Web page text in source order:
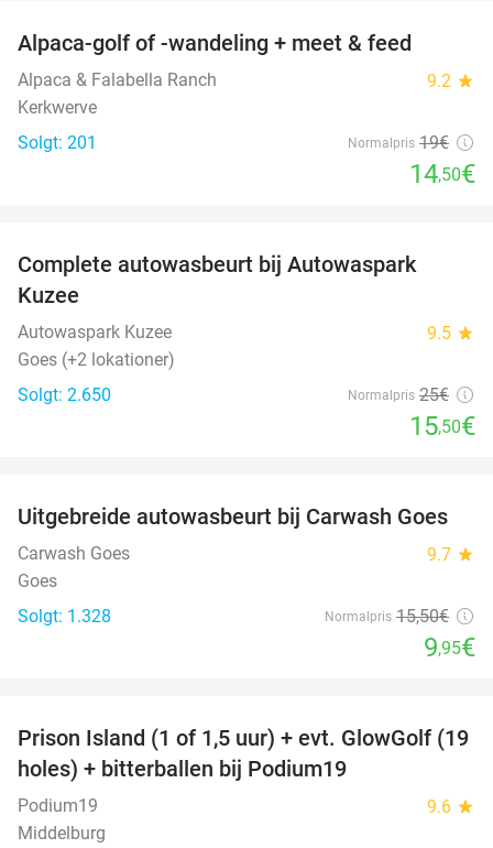
Alpaca-golf of -wandeling + meet & feed
Alpaca & Falabella Ranch 9.2 star
Kerkwerve
Solgt: 201
Normalpris 19€
14,50€
Complete autowasbeurt bij Autowaspark
Kuzee
Autowaspark Kuzee 9.5 star
Goes (+2 lokationer)
Solgt: 2.650
Normalpris 25€
15,50€
36%
Uitgebreide autowasbeurt bij Carwash Goes
Carwash Goes 9.7 star
Goes
Solgt: 1.328
Normalpris 15,50€
9,95€
36%
Prison Island (1 of 1,5 uur) + evt. GlowGolf (19
holes) + bitterballen bij Podium19
Podium19 9.6 star
Middelburg